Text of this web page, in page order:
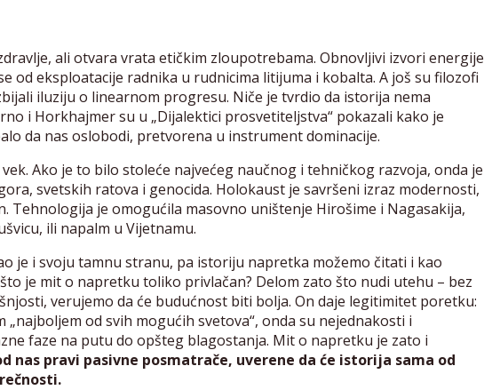
ali otvara vrata etičkim zloupotrebama. Obnovljivi izvori energije
od eksploatacije radnika u rudnicima litijuma i kobalta. A još su filozofi
iluziju o linearnom progresu. Niče je tvrdio da istorija nema
i Horkhajmer su u „Dijalektici prosvetiteljstva“ pokazali kako je
da nas oslobodi, pretvorena u instrument dominacije.
Ako je to bilo stoleće najvećeg naučnog i tehničkog razvoja, onda je
svetskih ratova i genocida. Holokaust je savršeni izraz modernosti,
Tehnologija je omogućila masovno uništenje Hirošime i Nagasakija,
ili napalm u Vijetnamu.
je i svoju tamnu stranu, pa istoriju napretka možemo čitati i kao
je mit o napretku toliko privlačan? Delom zato što nudi utehu – bez
verujemo da će budućnost biti bolja. On daje legitimitet poretku:
„najboljem od svih mogućih svetova“, onda su nejednakosti i
faze na putu do opšteg blagostanja. Mit o napretku je zato i
nas pravi pasivne posmatrače, uverene da će istorija sama od